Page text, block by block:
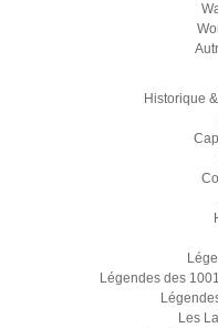
Historique
Légendes des
Les